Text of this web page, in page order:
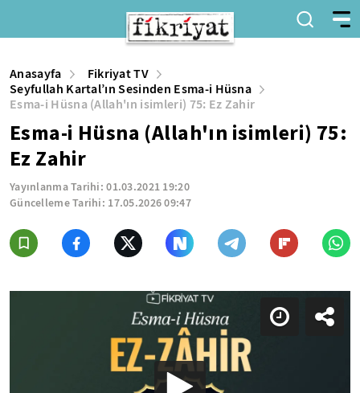
Anasayfa
Fikriyat TV
Seyfullah Kartal’ın Sesinden Esma-i Hüsna
Esma-i Hüsna (Allah'ın isimleri) 75: Ez Zahir
Esma-i Hüsna (Allah'ın isimleri) 75:
Ez Zahir
Yayınlanma Tarihi:01.03.2021 19:20
Güncelleme Tarihi: 17.05.2026 09:47